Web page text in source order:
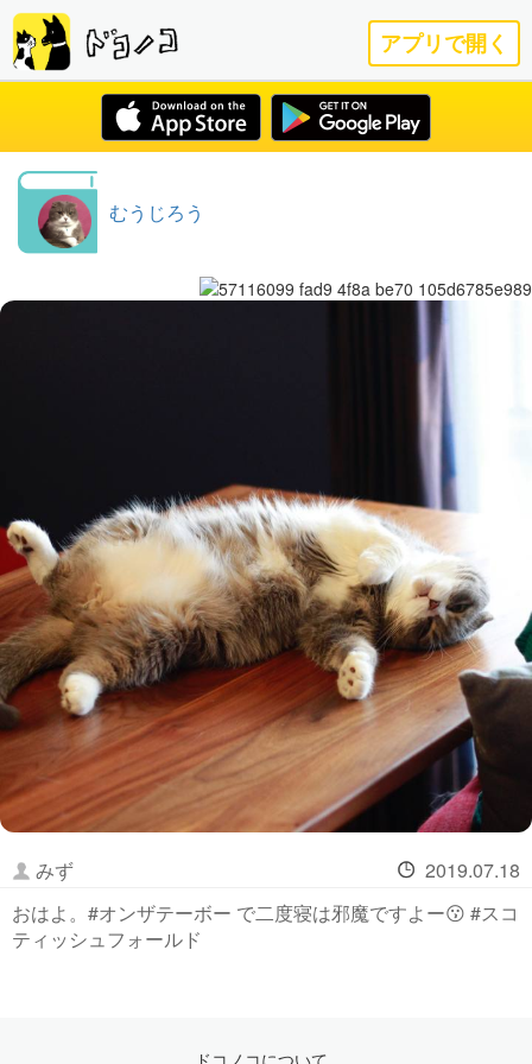
アプリで開く
むうじろう
みず
2019.07.18
おはよ。#オンザテーボー で二度寝は邪魔ですよー😗 #スコ
ティッシュフォールド